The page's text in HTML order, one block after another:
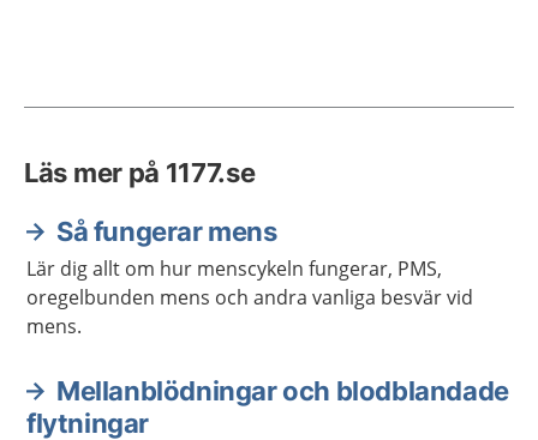
Läs mer på 1177.se
Så fungerar mens
Lär dig allt om hur menscykeln fungerar, PMS,
oregelbunden mens och andra vanliga besvär vid
mens.
Mellanblödningar och blodblandade
flytningar